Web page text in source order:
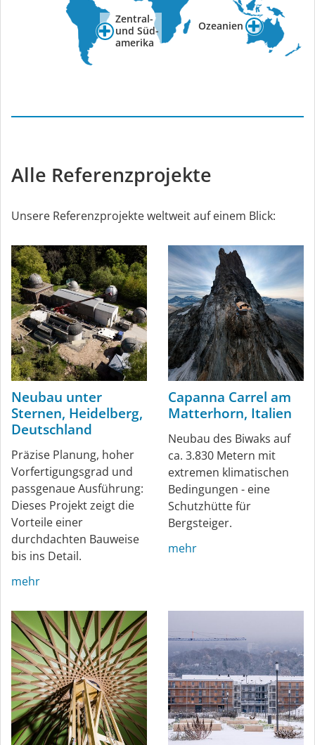
Zentral-
und Süd-
amerika
Ozeanien
Alle Referenzprojekte
Unsere Referenzprojekte weltweit auf einem Blick:
Neubau unter
Sternen, Heidelberg,
Deutschland
Präzise Planung, hoher
Vorfertigungsgrad und
passgenaue Ausführung:
Dieses Projekt zeigt die
Vorteile einer
durchdachten Bauweise
bis ins Detail.
mehr
Capanna Carrel am
Matterhorn, Italien
Neubau des Biwaks auf
ca. 3.830 Metern mit
extremen klimatischen
Bedingungen - eine
Schutzhütte für
Bergsteiger.
mehr